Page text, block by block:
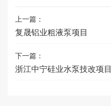
上一篇：
复晟铝业粗液泵项目
下一篇：
浙江中宁硅业水泵技改项目